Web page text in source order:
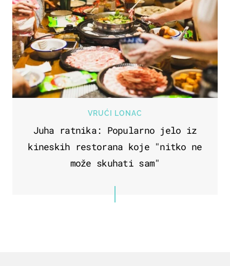
VRUĆI LONAC
Juha ratnika: Popularno jelo iz
kineskih restorana koje "nitko ne
može skuhati sam"